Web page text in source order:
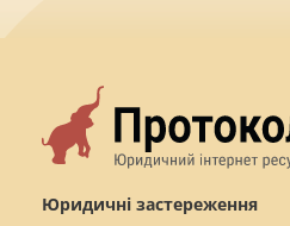
Юридичні застереження